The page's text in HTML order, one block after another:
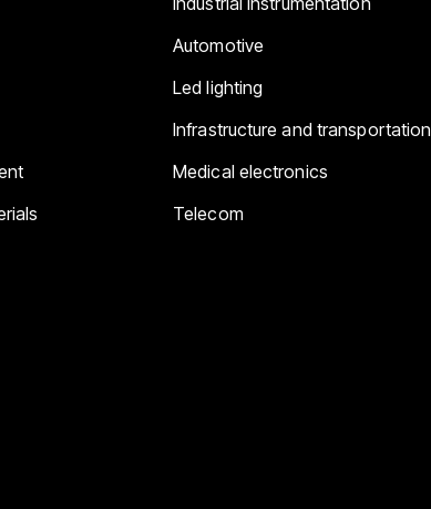
Automotive
Led lighting
Infrastructure and transportation
Medical electronics
Telecom